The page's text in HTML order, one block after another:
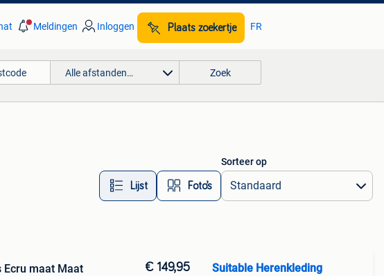
Meldingen Inloggen Plaats zoekertje FR
Alle afstanden… Zoek
Lijst Foto’s
Sorteer op
Ecru maat Maat
€ 149,95 Suitable Herenkleding